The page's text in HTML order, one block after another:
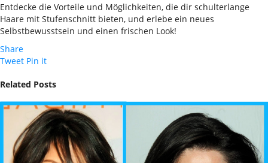
Entdecke die Vorteile und Möglichkeiten, die dir schulterlange
Haare mit Stufenschnitt bieten, und erlebe ein neues
Selbstbewusstsein und einen frischen Look!
Share
Tweet Pin it
Related Posts